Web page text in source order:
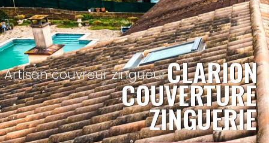
Artisan couvreur zingueur
COUVERTURE
ZINGUERIE
CLARION